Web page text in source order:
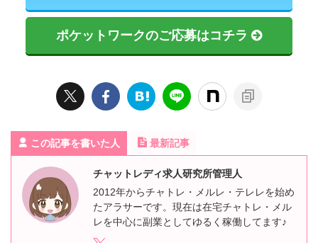
ポケットワークのご応募はコチラ
この記事を書いた人 最新記事
チャットレディ求人研究所管理人
2012年からチャトレ・メルレ・テレレを始め
たアラサーです。現在は在宅チャトレ・メル
レを中心に副業としてゆるく稼働してます♪